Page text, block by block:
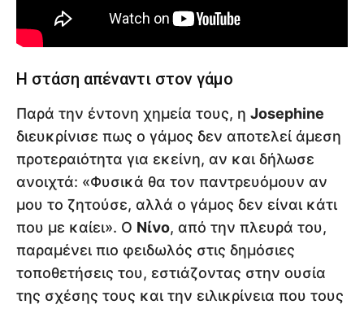
Η στάση απέναντι στον γάμο
Παρά την έντονη χημεία τους, η Josephine
διευκρίνισε πως ο γάμος δεν αποτελεί άμεση
προτεραιότητα για εκείνη, αν και δήλωσε
ανοιχτά: «Φυσικά θα τον παντρευόμουν αν
μου το ζητούσε, αλλά ο γάμος δεν είναι κάτι
που με καίει». Ο Νίνο, από την πλευρά του,
παραμένει πιο φειδωλός στις δημόσιες
τοποθετήσεις του, εστιάζοντας στην ουσία
της σχέσης τους και την ειλικρίνεια που τους